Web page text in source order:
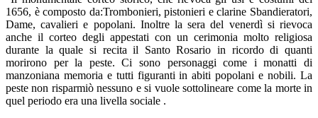
1656, è composto da:Trombonieri, pistonieri e clarine Sbandieratori,
Dame, cavalieri e popolani. Inoltre la sera del venerdì si rievoca
anche il corteo degli appestati con un cerimonia molto religiosa
durante la quale si recita il Santo Rosario in ricordo di quanti
morirono per la peste. Ci sono personaggi come i monatti di
manzoniana memoria e tutti figuranti in abiti popolani e nobili. La
peste non risparmiò nessuno e si vuole sottolineare come la morte in
quel periodo era una livella sociale .